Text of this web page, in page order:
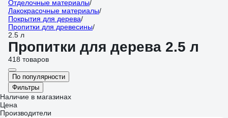
Отделочные материалы/
Лакокрасочные материалы/
Покрытия для дерева/
Пропитки для древесины/
2.5 л
Пропитки для дерева 2.5 л
418 товаров
По популярности
Фильтры
Наличие в магазинах
Цена
Производители